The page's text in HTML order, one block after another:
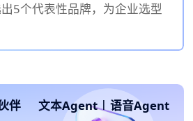
5个代表性品牌，为企业选型
伴 文本Agent | 语音Agent